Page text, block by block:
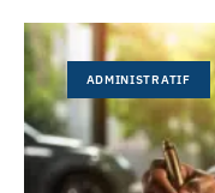
ADMINISTRATIF